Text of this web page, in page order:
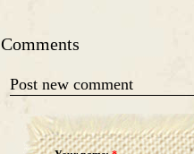
Comments
Post new comment